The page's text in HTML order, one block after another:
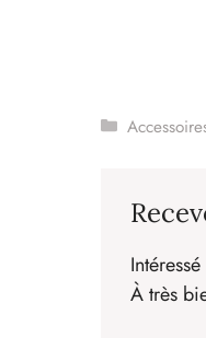
Catégories
À très